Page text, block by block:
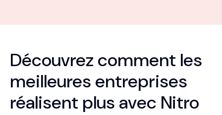
Découvrez comment les
meilleures entreprises
réalisent plus avec Nitro